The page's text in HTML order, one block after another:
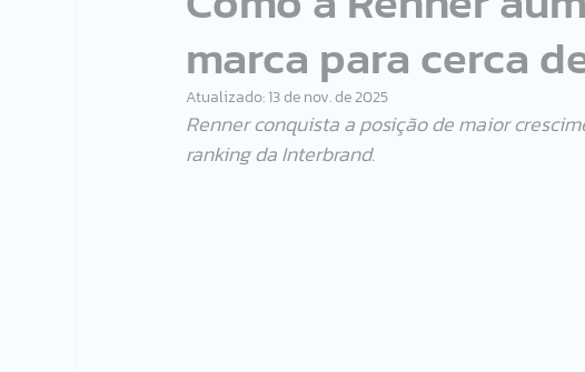
marca para cerca
Atualizado:13 de nov. de 2025
Renner conquista a posição de maior
ranking da Interbrand.